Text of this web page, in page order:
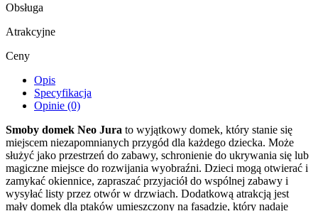
Obsługa
Atrakcyjne
Ceny
Opis
Specyfikacja
Opinie (0)
Smoby domek Neo Jura to wyjątkowy domek, który stanie się
miejscem niezapomnianych przygód dla każdego dziecka. Może
służyć jako przestrzeń do zabawy, schronienie do ukrywania się lub
magiczne miejsce do rozwijania wyobraźni. Dzieci mogą otwierać i
zamykać okiennice, zapraszać przyjaciół do wspólnej zabawy i
wysyłać listy przez otwór w drzwiach. Dodatkową atrakcją jest
mały domek dla ptaków umieszczony na fasadzie, który nadaje